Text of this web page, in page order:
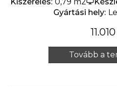
Gyártási hely:
11.010
Tovább a